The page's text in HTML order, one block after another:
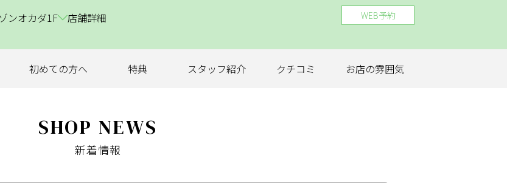
ンオカダ1F 店舗詳細 WEB予約
初めての方へ 特典 スタッフ紹介 クチコミ お店の雰囲気
SHOP NEWS
新着情報